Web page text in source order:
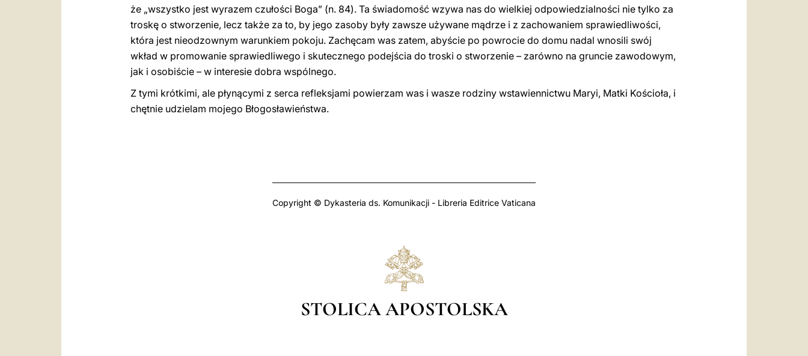
że „wszystko jest wyrazem czułości Boga” (n. 84). Ta świadomość wzywa nas do wielkiej odpowiedzialności nie tylko za
troskę o stworzenie, lecz także za to, by jego zasoby były zawsze używane mądrze i z zachowaniem sprawiedliwości,
która jest nieodzownym warunkiem pokoju. Zachęcam was zatem, abyście po powrocie do domu nadal wnosili swój
wkład w promowanie sprawiedliwego i skutecznego podejścia do troski o stworzenie – zarówno na gruncie zawodowym,
jak i osobiście – w interesie dobra wspólnego.
Z tymi krótkimi, ale płynącymi z serca refleksjami powierzam was i wasze rodziny wstawiennictwu Maryi, Matki Kościoła, i
chętnie udzielam mojego Błogosławieństwa.
Copyright © Dykasteria ds. Komunikacji - Libreria Editrice Vaticana
STOLICA APOSTOLSKA